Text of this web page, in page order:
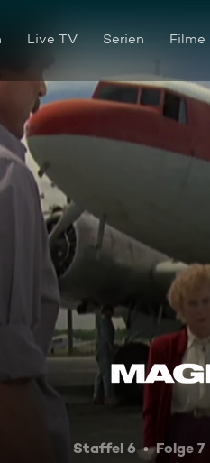
Live TV Serien Filme
Staffel 6 Folge 7